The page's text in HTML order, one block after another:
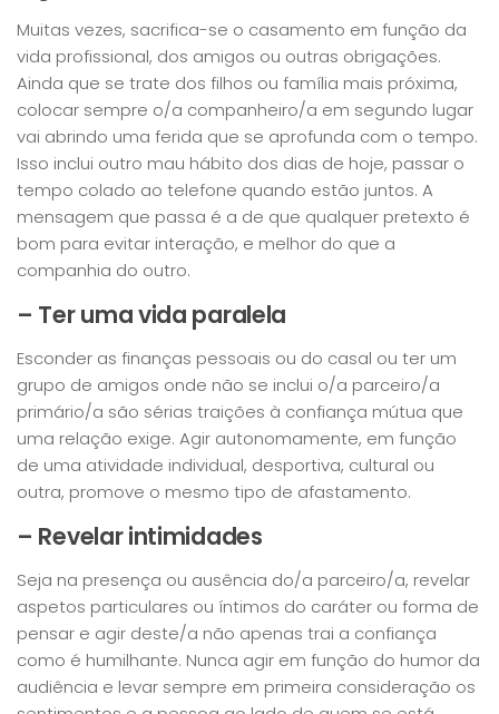
Muitas vezes, sacrifica-se o casamento em função da
vida profissional, dos amigos ou outras obrigações.
Ainda que se trate dos filhos ou família mais próxima,
colocar sempre o/a companheiro/a em segundo lugar
vai abrindo uma ferida que se aprofunda com o tempo.
Isso inclui outro mau hábito dos dias de hoje, passar o
tempo colado ao telefone quando estão juntos. A
mensagem que passa é a de que qualquer pretexto é
bom para evitar interação, e melhor do que a
companhia do outro.
– Ter uma vida paralela
Esconder as finanças pessoais ou do casal ou ter um
grupo de amigos onde não se inclui o/a parceiro/a
primário/a são sérias traições à confiança mútua que
uma relação exige. Agir autonomamente, em função
de uma atividade individual, desportiva, cultural ou
outra, promove o mesmo tipo de afastamento.
– Revelar intimidades
Seja na presença ou ausência do/a parceiro/a, revelar
aspetos particulares ou íntimos do caráter ou forma de
pensar e agir deste/a não apenas trai a confiança
como é humilhante. Nunca agir em função do humor da
audiência e levar sempre em primeira consideração os